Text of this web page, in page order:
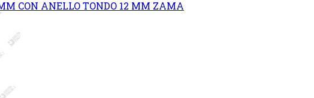
CON ANELLO TONDO 12 MM ZAMA